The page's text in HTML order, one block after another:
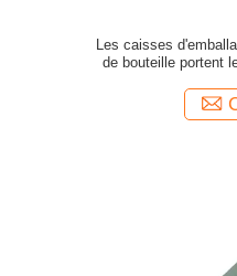
Les caisses
de bouteille portent